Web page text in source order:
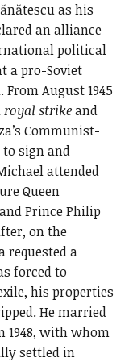
as his
an alliance
political
a pro-Soviet
August 1945
royal strikeand
Communist-
sign and
attended
Queen
Prince Philip
on the
requested a
forced to
his properties
He married
1948, with whom
settled in